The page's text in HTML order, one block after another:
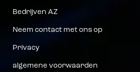
Bedrijven AZ
Neem contact met ons op
Privacy
algemene voorwaarden